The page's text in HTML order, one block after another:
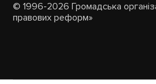
© 1996-2026 Громадська
правових реформ»